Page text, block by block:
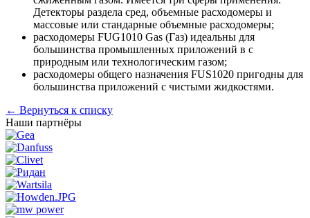
Детекторы раздела сред, объемные расходомеры и
массовые или стандарные объемные расходомеры;
расходомеры FUG1010 Gas (Газ) идеальны для
большинства промышленных приложений в с
природным или технологическим газом;
расходомеры общего назначения FUS1020 пригодны для
большинства приложений с чистыми жидкостями.
← Вернуться к списку
Наши партнёры